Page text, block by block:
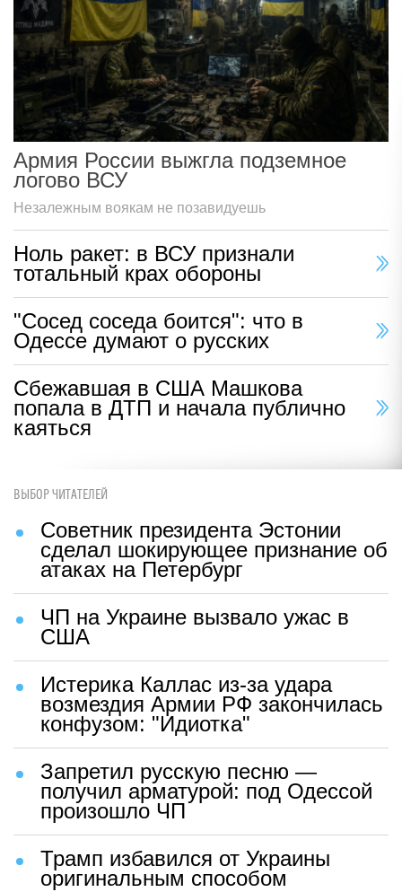
Армия России выжгла подземное
логово ВСУ
Незалежным воякам не позавидуешь
Ноль ракет: в ВСУ признали
тотальный крах обороны
"Сосед соседа боится": что в
Одессе думают о русских
Сбежавшая в США Машкова
попала в ДТП и начала публично
каяться
ВЫБОР ЧИТАТЕЛЕЙ
Советник президента Эстонии
сделал шокирующее признание об
атаках на Петербург
ЧП на Украине вызвало ужас в
США
Истерика Каллас из-за удара
возмездия Армии РФ закончилась
конфузом: "Идиотка"
Запретил русскую песню —
получил арматурой: под Одессой
произошло ЧП
Трамп избавился от Украины
оригинальным способом